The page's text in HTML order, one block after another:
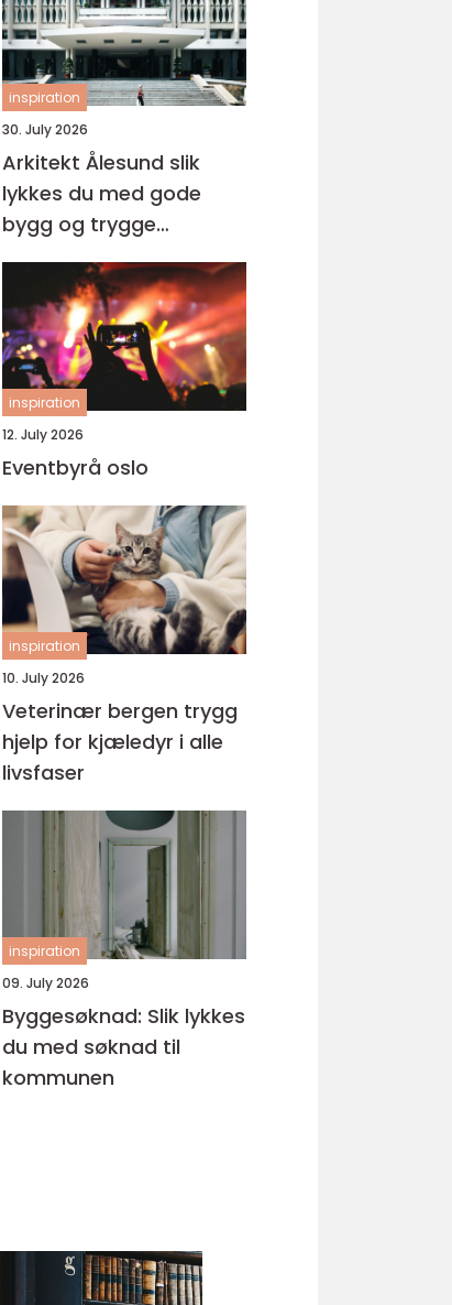
inspiration
30. July 2026
Arkitekt Ålesund slik
lykkes du med gode
bygg og trygge
prosesser
inspiration
12. July 2026
Eventbyrå oslo
inspiration
10. July 2026
Veterinær bergen trygg
hjelp for kjæledyr i alle
livsfaser
inspiration
09. July 2026
Byggesøknad: Slik lykkes
du med søknad til
kommunen